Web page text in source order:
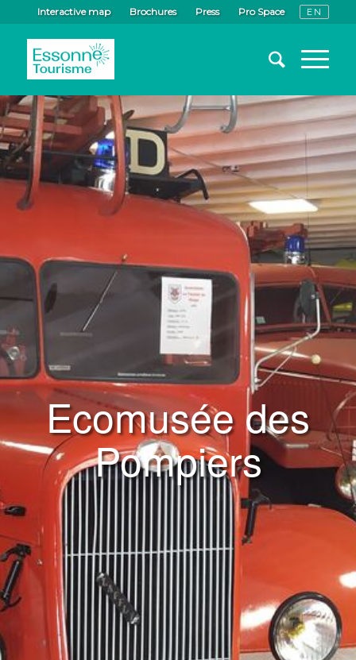
Interactive map Brochures Press Pro Space
Ecomusée des
Pompiers